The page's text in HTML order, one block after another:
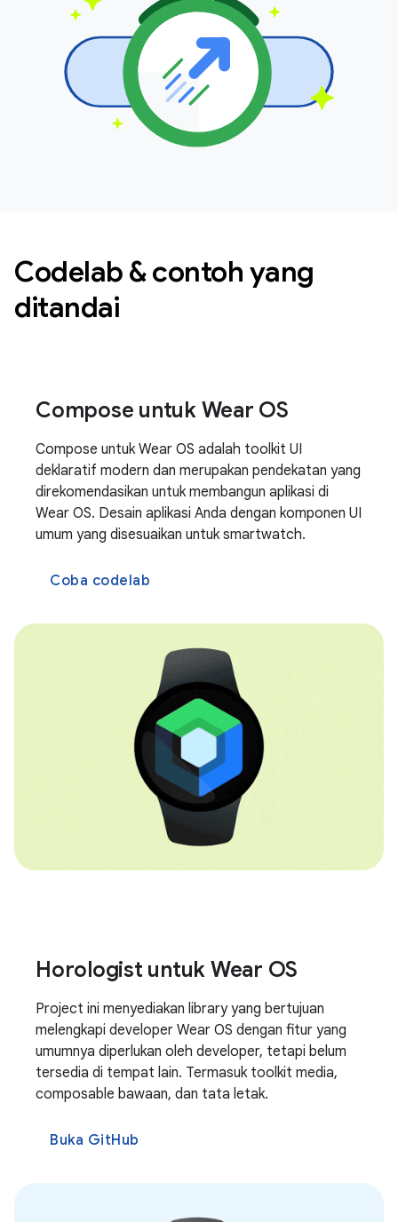
Codelab & contoh yang
ditandai
Compose untuk Wear OS
Compose untuk Wear OS adalah toolkit UI
deklaratif modern dan merupakan pendekatan yang
direkomendasikan untuk membangun aplikasi di
Wear OS. Desain aplikasi Anda dengan komponen UI
umum yang disesuaikan untuk smartwatch.
Coba codelab
Horologist untuk Wear OS
Project ini menyediakan library yang bertujuan
melengkapi developer Wear OS dengan fitur yang
umumnya diperlukan oleh developer, tetapi belum
tersedia di tempat lain. Termasuk toolkit media,
composable bawaan, dan tata letak.
Buka GitHub